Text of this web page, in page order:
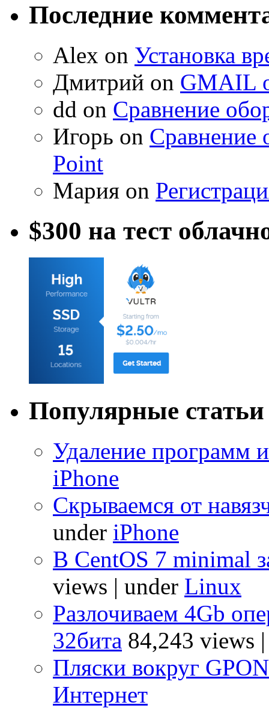
Последние
Alex on Установка
Дмитрий on GMAIL
dd on Сравнение
Игорь on Сравнение
Point
Мария on
$300 на тест
Популярные статьи
Удаление программ
iPhone
Скрываемся от
under iPhone
В CentOS 7 minimal
views | under Linux
Разлочиваем 4Gb
32бита 84,243 views
Пляски вокруг
Интернет